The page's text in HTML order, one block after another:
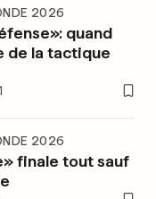
2026
quand
de la tactique
2026
finale tout sauf